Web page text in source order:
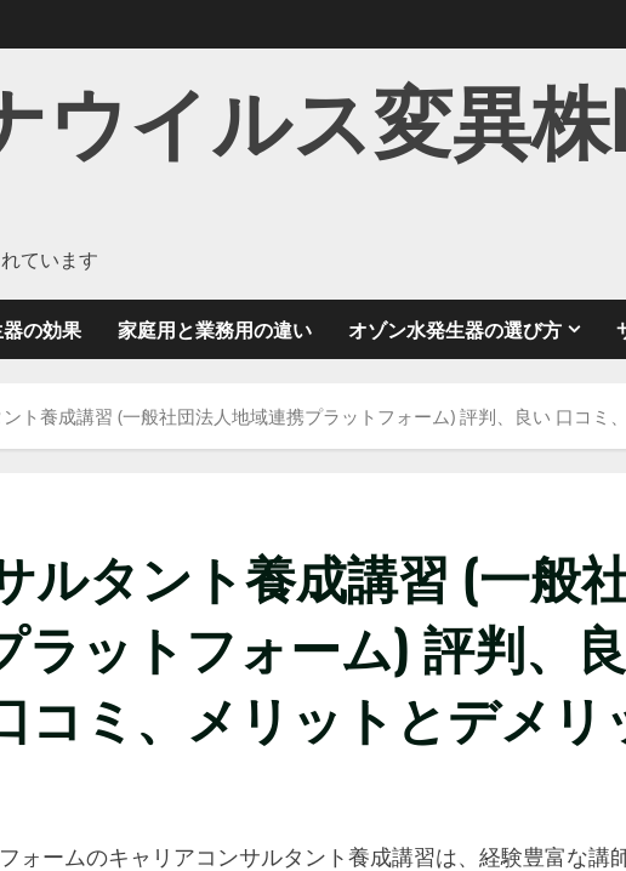
イルス変異株
ています
の効果 家庭用と業務用の違い オゾン水発生器の選び方
ト養成講習 (一般社団法人地域連携プラットフォーム) 評判、良い 口コミ
ルタント養成講習 (一般
ラットフォーム) 評判、
コミ、メリットとデメリ
ォームのキャリアコンサルタント養成講習は、経験豊富な講